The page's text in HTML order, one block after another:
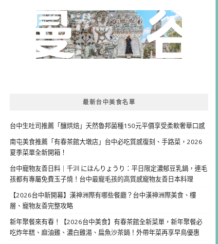
最新台中美食名單
台中生吐司推薦「釀烘焙」天然魯邦菌種150元平價享受柔軟奢華口感
南屯美食推薦「有春茶館大墩店」台中必吃質感復刻、手路菜，2026
夏季菜單全新開箱！
台中寵物友善日料｜千汌 にほんりょうり：平日限定濃郁豆乳鍋，連毛
孩都有專屬免費玉子燒！台中最寵毛孩的高質感寵物友善日本料理
【2026台中新開幕】漢神洲際有哪些餐廳？台中漢神洲際美食、樓
層、寵物友善完整攻略
新年聚餐來有春！【2026台中美食】有春茶館全新菜單，新年聚餐必
吃炸年糕、麻油雞、濃白雞湯、扁魚沙茶鍋！外帶年菜再享早鳥優惠